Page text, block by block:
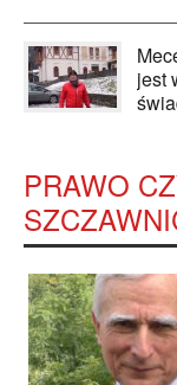
jest
PRAWO